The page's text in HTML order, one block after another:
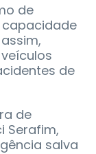
de
de
de
Serafim,
salva